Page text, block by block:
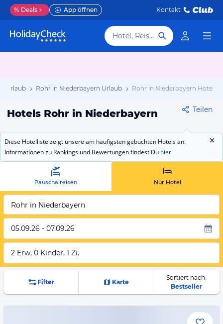
% Deals App öffnen Kontakt
Hotel, Reiseziel
Urlaub Rohr in Niederbayern Urlaub Rohr in Niederbayern Hotels
Hotels Rohr in Niederbayern Teilen
Diese Hotelliste zeigt unsere am häufigsten gebuchten Hotels an.
Informationen zu Rankings und Bewertungen findest Du hier
Pauschalreisen Nur Hotel
Rohr in Niederbayern
05.09.26 - 07.09.26
2 Erw, 0 Kinder, 1 Zi.
Filter Karte
Sortiert nach:
Bestseller